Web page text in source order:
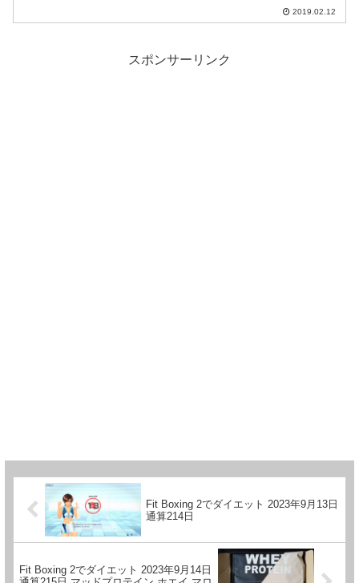
2019.02.12
スポンサーリンク
Fit Boxing 2でダイエット 2023年9月13日
通算214日
Fit Boxing 2でダイエット 2023年9月14日